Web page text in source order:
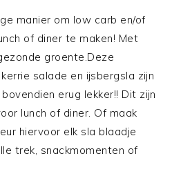
manier om low carb en/of
of diner te maken! Met
groente.Deze
salade en ijsbergsla zijn
erug lekker!! Dit zijn
lunch of diner. Of maak
hiervoor elk sla blaadje
trek, snackmomenten of